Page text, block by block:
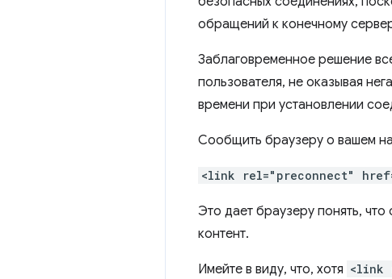
обращений к конечному
Заблаговременное решение
пользователя, не оказывая
времени при установлении
Сообщить браузеру о вашем
<link rel="preconnect"
Это дает браузеру понять,
контент.
Имейте в виду, что, хотя <link